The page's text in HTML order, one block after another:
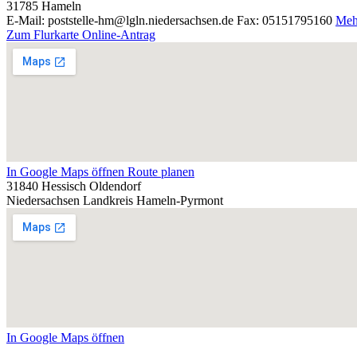
31785 Hameln
E-Mail: poststelle-hm@lgln.niedersachsen.de Fax: 05151795160
Zum Flurkarte Online-Antrag
In Google Maps öffnen Route planen
31840 Hessisch Oldendorf
Niedersachsen Landkreis Hameln-Pyrmont
In Google Maps öffnen